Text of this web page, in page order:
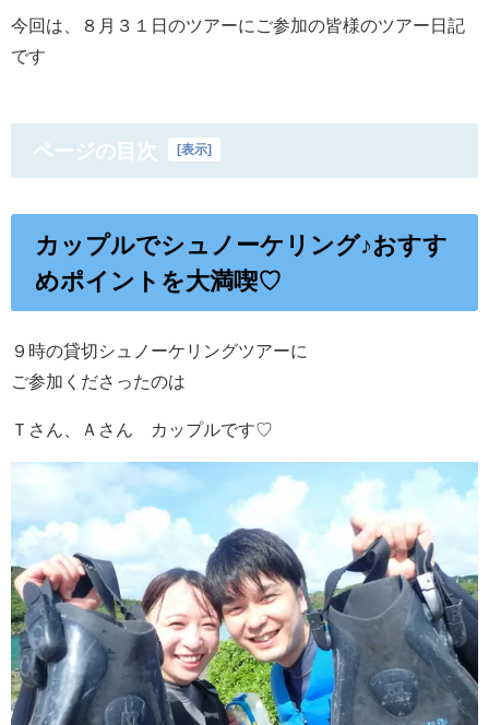
今回は、８月３１日のツアーにご参加の皆様のツアー日記
です
ページの目次 [表示]
カップルでシュノーケリング♪おすす
めポイントを大満喫♡
９時の貸切シュノーケリングツアーに
ご参加くださったのは
Ｔさん、Ａさん カップルです♡